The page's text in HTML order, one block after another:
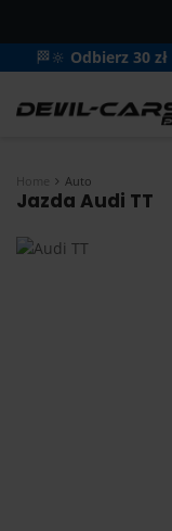
🏁🔆 Odbierz 30 zł
Home Auto
Jazda Audi TT